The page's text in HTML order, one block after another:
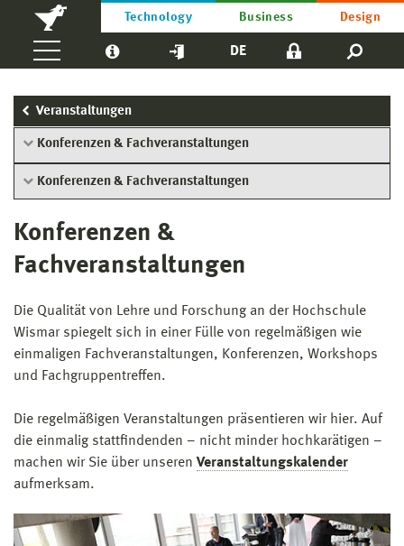
Technology Business Design
DE
Veranstaltungen
Konferenzen & Fachveranstaltungen
Konferenzen & Fachveranstaltungen
Konferenzen &
Fachveranstaltungen
Die Qualität von Lehre und Forschung an der Hochschule
Wismar spiegelt sich in einer Fülle von regelmäßigen wie
einmaligen Fachveranstaltungen, Konferenzen, Workshops
und Fachgruppentreffen.
Die regelmäßigen Veranstaltungen präsentieren wir hier. Auf
die einmalig stattfindenden – nicht minder hochkarätigen –
machen wir Sie über unseren Veranstaltungskalender
aufmerksam.